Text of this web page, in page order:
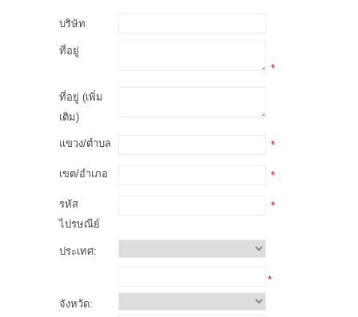
บริษัท
ที่อยู่
*
ที่อยู่ (เพิ่ม
เติม)
แขวง/ตำบล *
เขต/อำเภอ *
รหัส
ไปรษณีย์
*
ประเทศ:
*
จังหวัด: